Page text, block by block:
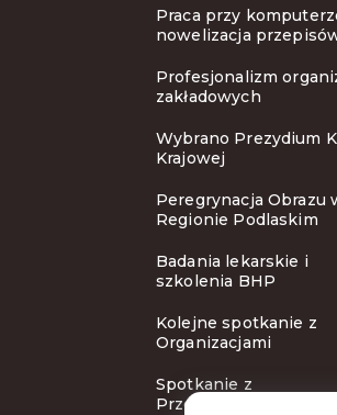
Praca przy
nowelizacja
Profesjonalizm
zakładowych
Wybrano Prezydium
Krajowej
Peregrynacja Obrazu
Regionie Podlaskim
Badania lekarskie i
szkolenia BHP
Kolejne spotkanie z
Organizacjami
Spotkanie z
Przewodniczącym ZR